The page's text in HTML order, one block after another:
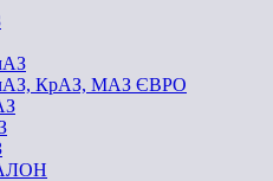
КрАЗ, МАЗ ЄВРО